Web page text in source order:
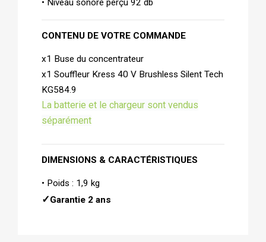
• Niveau sonore perçu 92 db
CONTENU DE VOTRE COMMANDE
x1 Buse du concentrateur
x1 Souffleur Kress 40 V Brushless Silent Tech
KG584.9
La batterie et le chargeur sont vendus
séparément
DIMENSIONS & CARACTÉRISTIQUES
• Poids : 1,9 kg
✓Garantie 2 ans